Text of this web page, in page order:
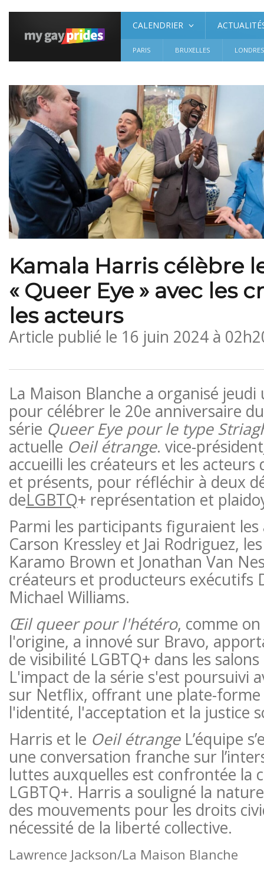
CALENDRIER
PARIS BRUXELLES LONDRES
Kamala Harris célèbre
« Queer Eye » avec les
les acteurs
Article publié le 16 juin 2024 à
La Maison Blanche a organisé
pour célébrer le 20e anniversaire
série Queer Eye pour le type
actuelle Oeil étrange. vice-président
accueilli les créateurs et les acteurs
et présents, pour réfléchir à deux
deLGBTQ+ représentation et
Parmi les participants figuraient
Carson Kressley et Jai Rodriguez,
Karamo Brown et Jonathan Van
créateurs et producteurs exécutifs
Michael Williams.
Œil queer pour l'hétéro, comme
l'origine, a innové sur Bravo,
de visibilité LGBTQ+ dans les
L'impact de la série s'est poursuivi
sur Netflix, offrant une plate-forme
l'identité, l'acceptation et la justice
Harris et le Oeil étrangeL’équipe
une conversation franche sur
luttes auxquelles est confrontée la
LGBTQ+. Harris a souligné la
des mouvements pour les droits
nécessité de la liberté collective.
Lawrence Jackson/La Maison Blanche